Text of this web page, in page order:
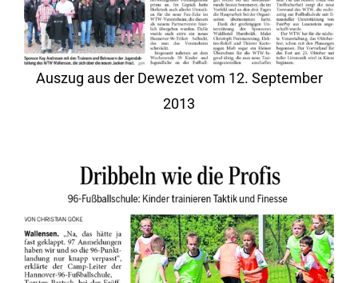
Auszug aus der Dewezet vom 12. September
2013